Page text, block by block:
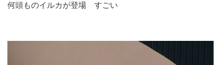
何頭ものイルカが登場 すごい